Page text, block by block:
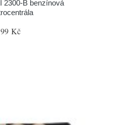
2300-B benzínová
Kč